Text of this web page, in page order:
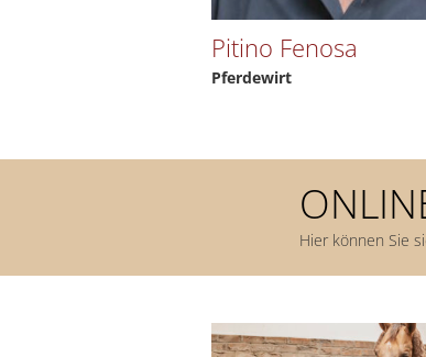
Pitino Fenosa
Pferdewirt
Hier können Sie